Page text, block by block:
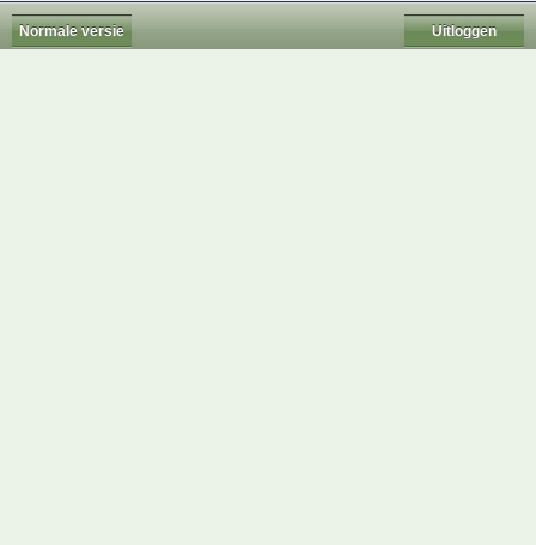
Normale versie Uitloggen